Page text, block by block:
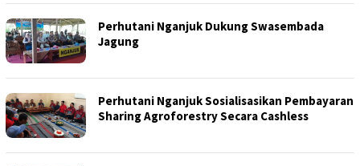
Perhutani Nganjuk Dukung Swasembada
Jagung
Perhutani Nganjuk Sosialisasikan Pembayaran
Sharing Agroforestry Secara Cashless